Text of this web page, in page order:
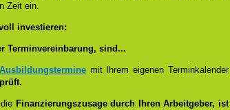
Zeit ein.
investieren:
Terminvereinbarung, sind...
Ausbildungsterminemit Ihrem eigenen Terminkalender
Finanzierungszusage durch Ihren Arbeitgeber, ist